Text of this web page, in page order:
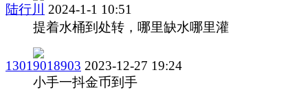
陆行川
2024-1-1 10:51
提着水桶到处转，哪里缺水哪里灌
13019018903 2023-12-27 19:24
小手一抖金币到手